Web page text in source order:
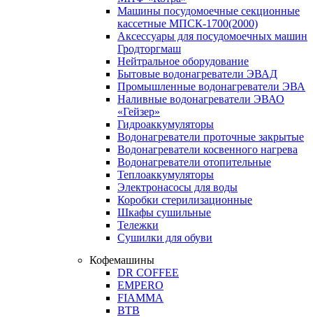
Машины посудомоечные секционные
кассетные МПСК-1700(2000)
Аксессуары для посудомоечных машин
Гродторгмаш
Нейтральное оборудование
Бытовые водонагреватели ЭВАД
Промышленные водонагреватели ЭВА
Наливные водонагреватели ЭВАО
«Гейзер»
Гидроаккумуляторы
Водонагреватели проточные закрытые
Водонагреватели косвенного нагрева
Водонагреватели отопительные
Теплоаккумуляторы
Электронасосы для воды
Коробки стерилизационные
Шкафы сушильные
Тележки
Сушилки для обуви
Кофемашины
DR COFFEE
EMPERO
FIAMMA
BTB